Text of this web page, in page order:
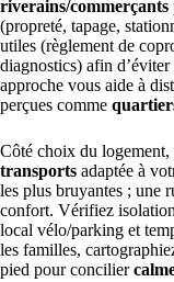
riverains/commerçants
(propreté, tapage,
utiles (règlement de
diagnostics) afin
approche vous aide à
perçues comme
Côté choix du
transports adaptée à
les plus bruyantes ; une
confort. Vérifiez
local vélo/parking et
les familles,
pied pour concilier